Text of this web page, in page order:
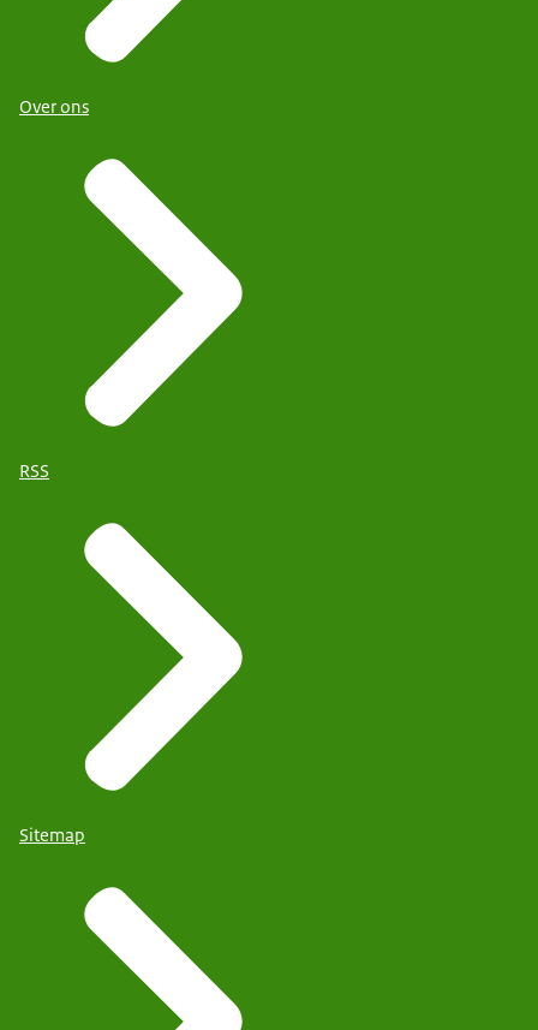
Over ons
RSS
Sitemap